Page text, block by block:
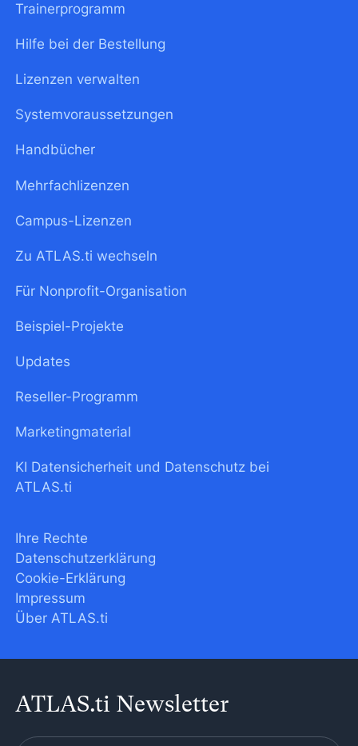
ATLAS.ti Newsletter
Trainerprogramm
Hilfe bei der Bestellung
Lizenzen verwalten
Systemvoraussetzungen
Handbücher
Mehrfachlizenzen
Campus-Lizenzen
Zu ATLAS.ti wechseln
Für Nonprofit-Organisation
Beispiel-Projekte
Updates
Reseller-Programm
Marketingmaterial
KI Datensicherheit und Datenschutz bei
ATLAS.ti
Ihre Rechte
Datenschutzerklärung
Cookie-Erklärung
Impressum
Über ATLAS.ti